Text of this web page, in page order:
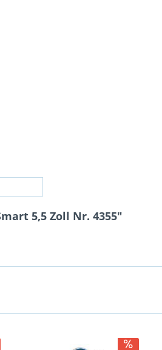
5,5 Zoll Nr. 4355"